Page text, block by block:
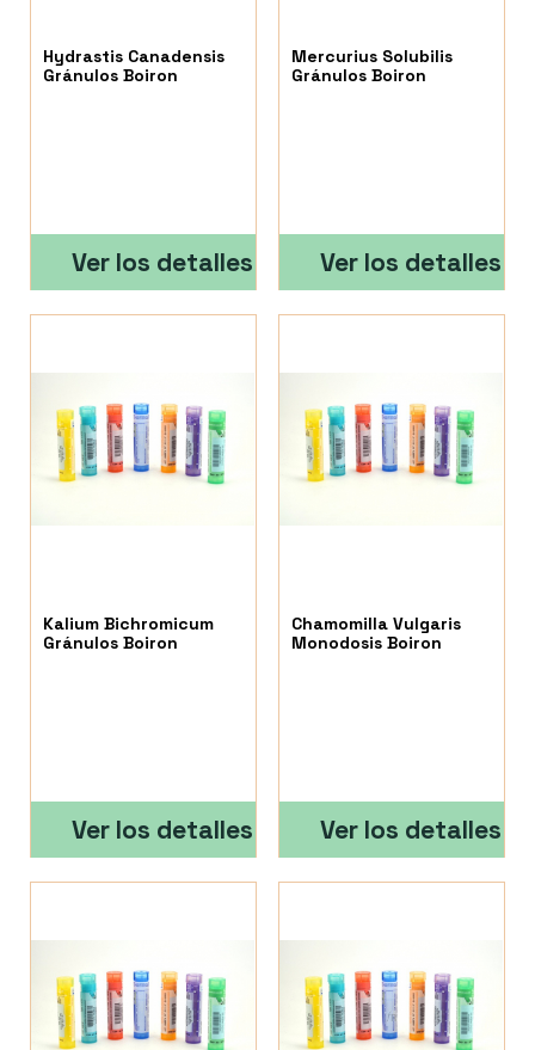
Hydrastis Canadensis
Gránulos Boiron
Ver los detalles
Mercurius Solubilis
Gránulos Boiron
Ver los detalles
Kalium Bichromicum
Gránulos Boiron
Ver los detalles
Chamomilla Vulgaris
Monodosis Boiron
Ver los detalles